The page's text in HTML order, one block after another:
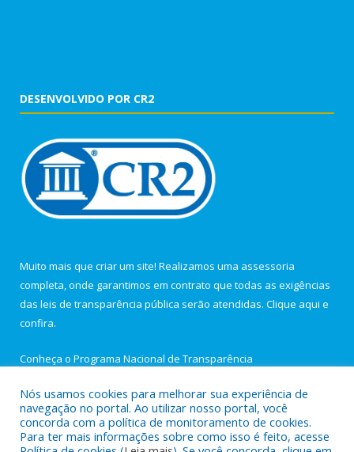
DESENVOLVIDO POR CR2
Muito mais que criar um site! Realizamos uma assessoria
completa, onde garantimos em contrato que todas as exigências
das leis de transparência pública serão atendidas. Clique aqui e
confira.
Conheça o Programa Nacional de Transparência
Todos os direitos reservados a Câmara Municipal de Igarapé-
Nós usamos cookies para melhorar sua experiência de
navegação no portal. Ao utilizar nosso portal, você
concorda com a política de monitoramento de cookies.
Para ter mais informações sobre como isso é feito, acesse